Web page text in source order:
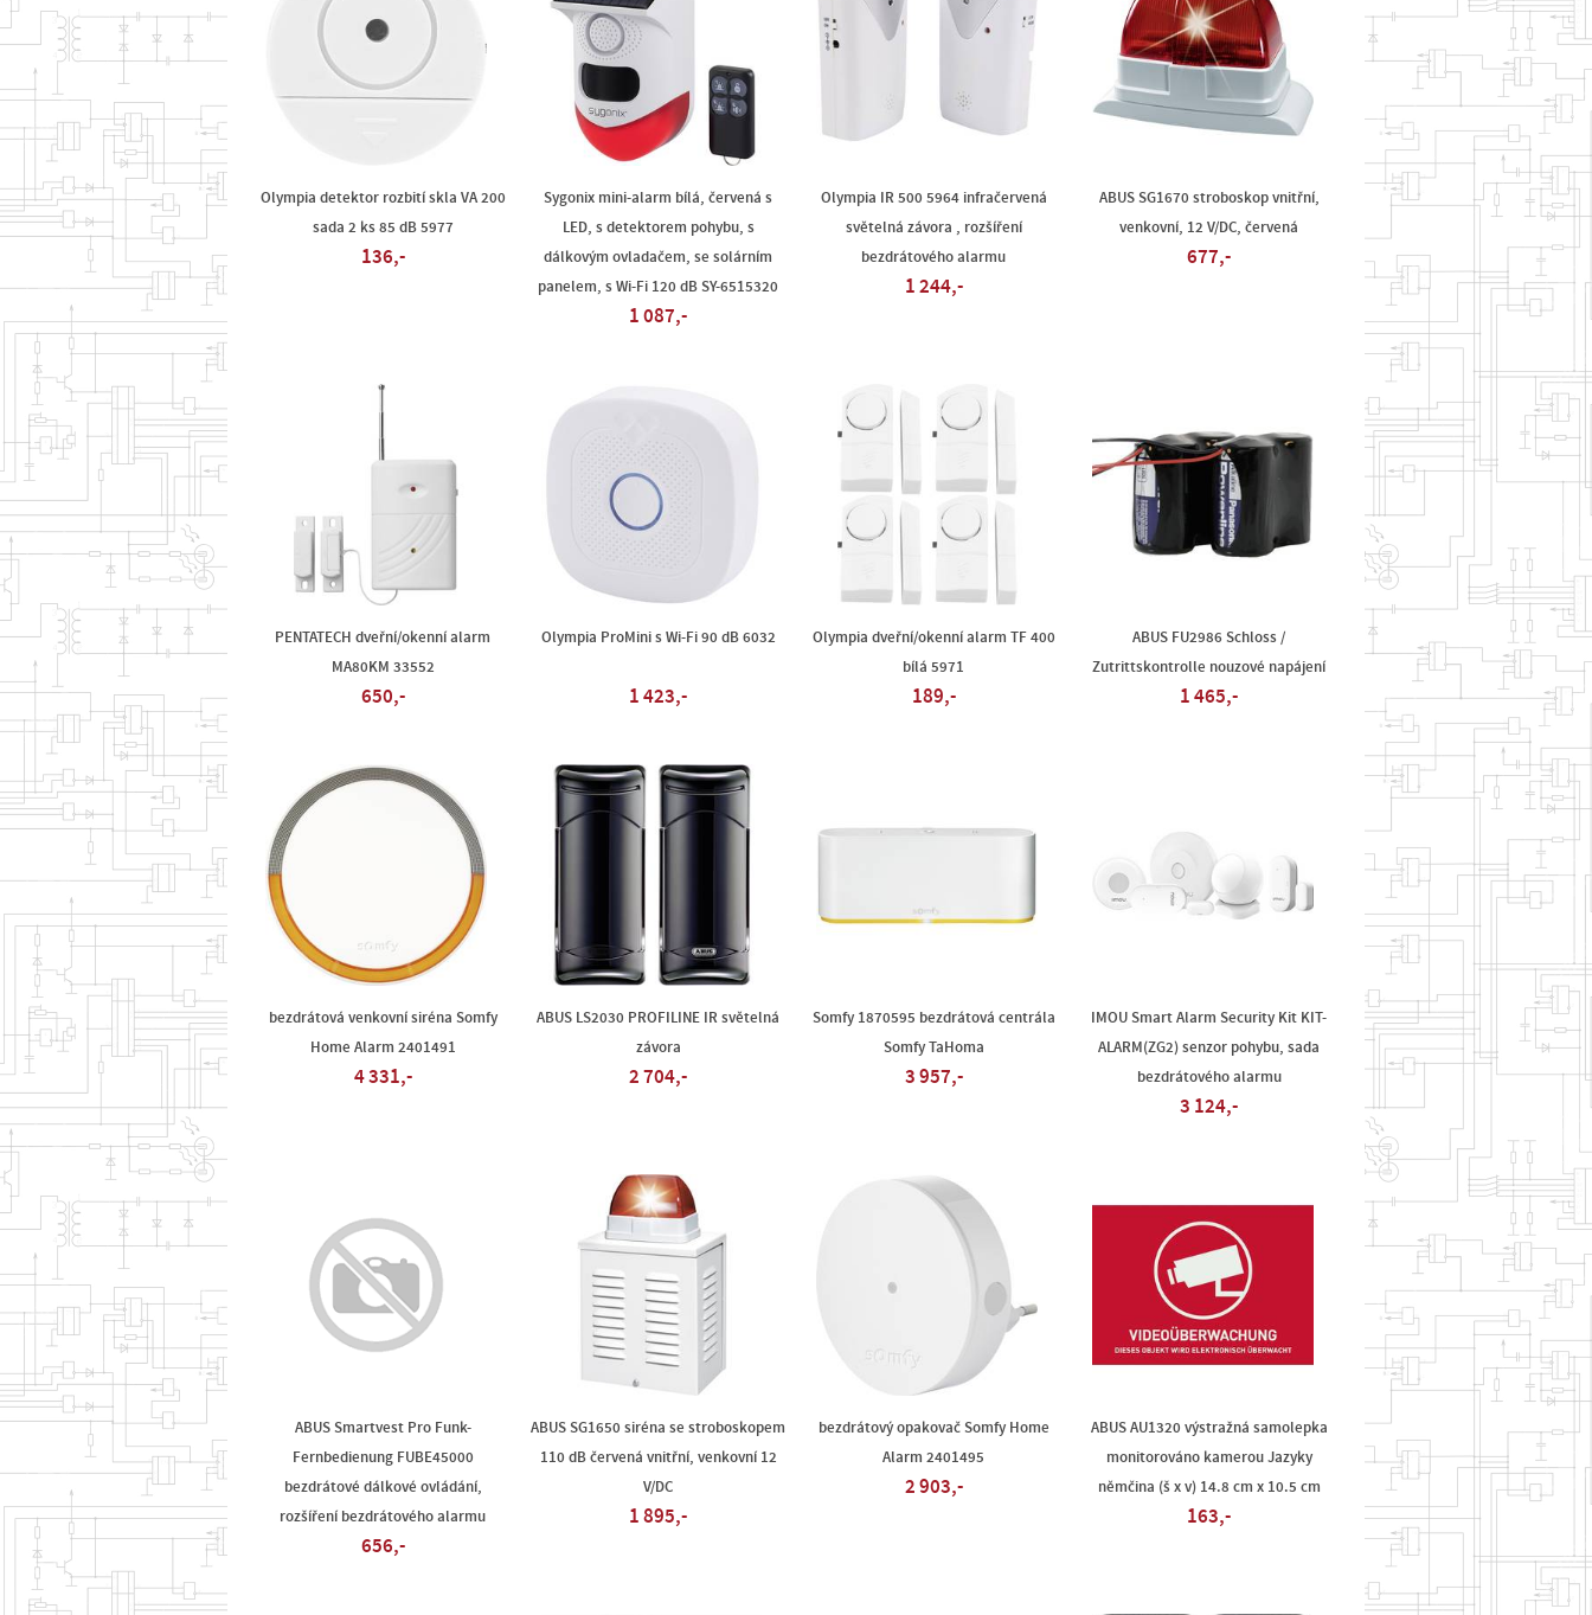
Olympia detektor rozbití skla VA 200
sada 2 ks 85 dB 5977
136,-
Sygonix mini-alarm bílá, červená s
LED, s detektorem pohybu, s
dálkovým ovladačem, se solárním
panelem, s Wi-Fi 120 dB SY-6515320
1 087,-
Olympia IR 500 5964 infračervená
světelná závora , rozšíření
bezdrátového alarmu
1 244,-
ABUS SG1670 stroboskop vnitřní,
venkovní, 12 V/DC, červená
677,-
PENTATECH dveřní/okenní alarm
MA80KM 33552
650,-
Olympia ProMini s Wi-Fi 90 dB 6032
1 423,-
Olympia dveřní/okenní alarm TF 400
bílá 5971
189,-
ABUS FU2986 Schloss /
Zutrittskontrolle nouzové napájení
1 465,-
bezdrátová venkovní siréna Somfy
Home Alarm 2401491
4 331,-
ABUS LS2030 PROFILINE IR světelná
závora
2 704,-
Somfy 1870595 bezdrátová centrála
Somfy TaHoma
3 957,-
IMOU Smart Alarm Security Kit KIT-
ALARM(ZG2) senzor pohybu, sada
bezdrátového alarmu
3 124,-
ABUS Smartvest Pro Funk-
Fernbedienung FUBE45000
bezdrátové dálkové ovládání,
rozšíření bezdrátového alarmu
656,-
ABUS SG1650 siréna se stroboskopem
110 dB červená vnitřní, venkovní 12
V/DC
1 895,-
bezdrátový opakovač Somfy Home
Alarm 2401495
2 903,-
ABUS AU1320 výstražná samolepka
monitorováno kamerou Jazyky
němčina (š x v) 14.8 cm x 10.5 cm
163,-